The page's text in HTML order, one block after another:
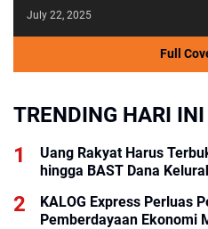
July 22, 2025
Full
TRENDING HARI INI
Uang Rakyat Harus
hingga BAST Dana
KALOG Express Perluas
Pemberdayaan Ekonomi